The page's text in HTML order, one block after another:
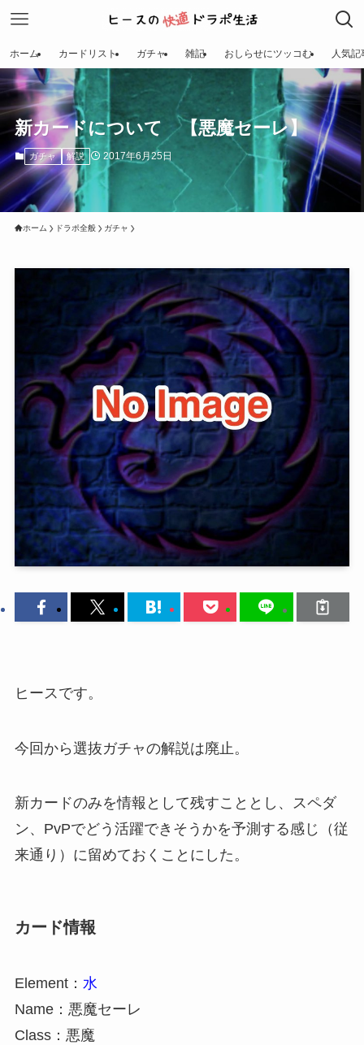
ホーム カードリスト ガチャ 雑記 おしらせにツッコむ 人気記
新カードについて 【悪魔セーレ】
ガチャ 解説 2017年6月25日
ホーム ドラポ全般 ガチャ
ヒースです。
今回から選抜ガチャの解説は廃止。
新カードのみを情報として残すこととし、スペダ
ン、PvPでどう活躍できそうかを予測する感じ（従
来通り）に留めておくことにした。
カード情報
Element： 水
Name：悪魔セーレ
Class：悪魔